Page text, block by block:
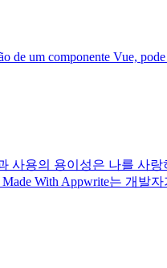
de um componente Vue,
용의 용이성은 나를 사
With Appwrite는 개발